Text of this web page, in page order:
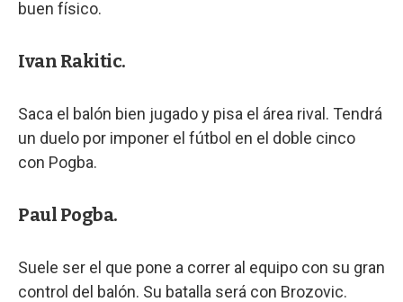
buen físico.
Ivan Rakitic.
Saca el balón bien jugado y pisa el área rival. Tendrá
un duelo por imponer el fútbol en el doble cinco
con Pogba.
Paul Pogba.
Suele ser el que pone a correr al equipo con su gran
control del balón. Su batalla será con Brozovic.